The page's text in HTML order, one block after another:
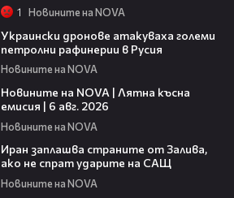
1 Новините на NOVA
Украински дронове атакуваха големи
петролни рафинерии в Русия
Новините на NOVA
Новините на NOVA | Лятна късна
емисия | 6 авг. 2026
Новините на NOVA
Иран заплашва страните от Залива,
ако не спрат ударите на САЩ
Новините на NOVA